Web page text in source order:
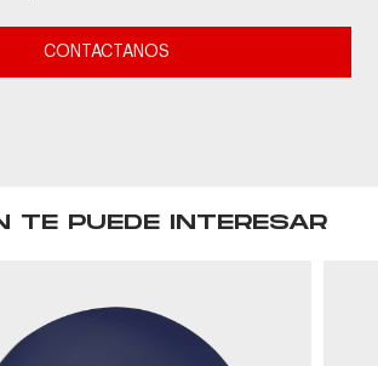
CONTACTANOS
TE PUEDE INTERESAR